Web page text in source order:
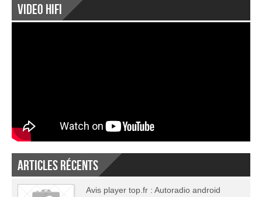
Video Hifi
Articles récents
Avis player top.fr : Autoradio android